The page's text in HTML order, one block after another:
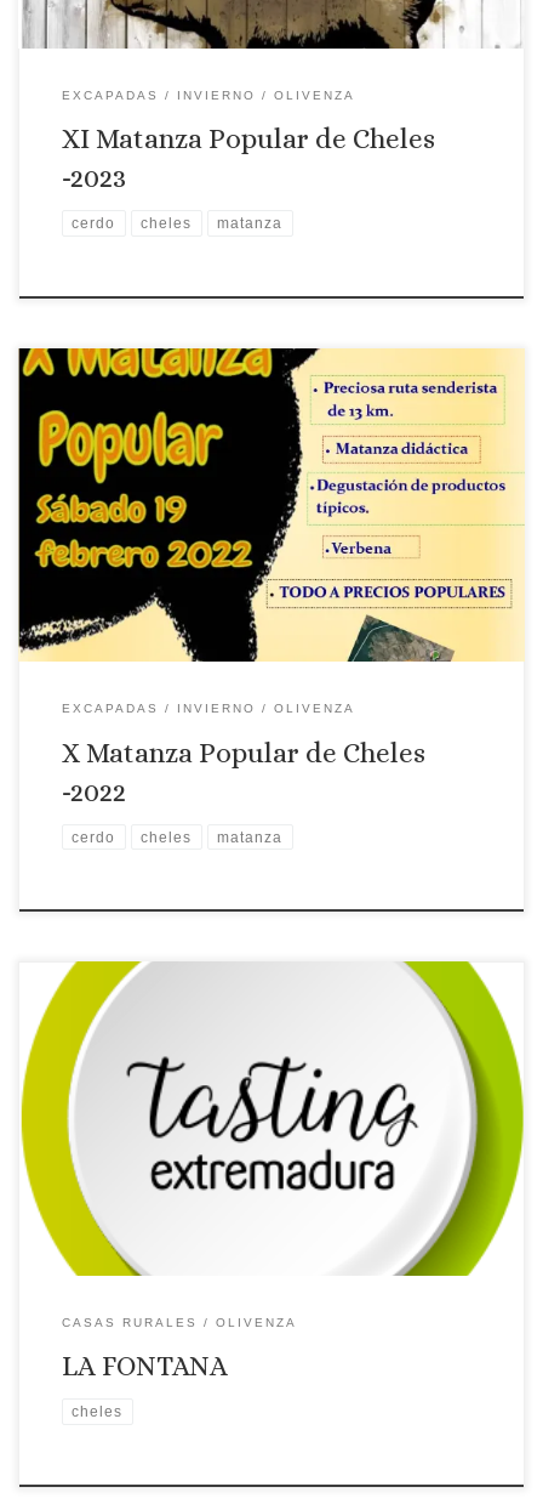
EXCAPADAS INVIERNO OLIVENZA
XI Matanza Popular de Cheles
-2023
cerdo cheles matanza
Lugar: Cheles Fecha: 19 de febrero Matanza Popular de Cheles
EXCAPADAS INVIERNO OLIVENZA
X Matanza Popular de Cheles
-2022
cerdo cheles matanza
Licencia: CR-BA-00079 Categoría: 3 Estrellas
Tipo: Casa
rural
Comarca turística: OLIVENZA
Localidad: CHELES
Dirección: Parcela 31 – Polígono 8
Página web: Web ✉Correo
Electrónico: Contactar por correo electrónico
Teléfono:
Teléfono: 0
Placa distintiva 🗺Ubicación
CASAS RURALES OLIVENZA
LA FONTANA
cheles